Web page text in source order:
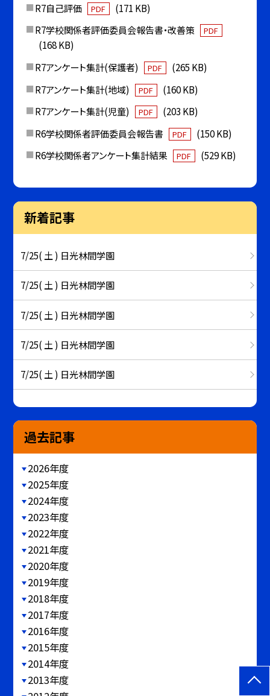
R7自己評価
PDF
(171 KB)
R7学校関係者評価委員会報告書・改善策
PDF
(168 KB)
R7アンケート集計(保護者)
PDF
(265 KB)
R7アンケート集計(地域)
PDF
(160 KB)
R7アンケート集計(児童)
PDF
(203 KB)
R6学校関係者評価委員会報告書
PDF
(150 KB)
R6学校関係者アンケート集計結果
PDF (529 KB)
新着記事
7/25( 土 ) 日光林間学園
7/25( 土 ) 日光林間学園
7/25( 土 ) 日光林間学園
7/25( 土 ) 日光林間学園
7/25( 土 ) 日光林間学園
過去記事
2026年度
2025年度
2024年度
2023年度
2022年度
2021年度
2020年度
2019年度
2018年度
2017年度
2016年度
2015年度
2014年度
2013年度